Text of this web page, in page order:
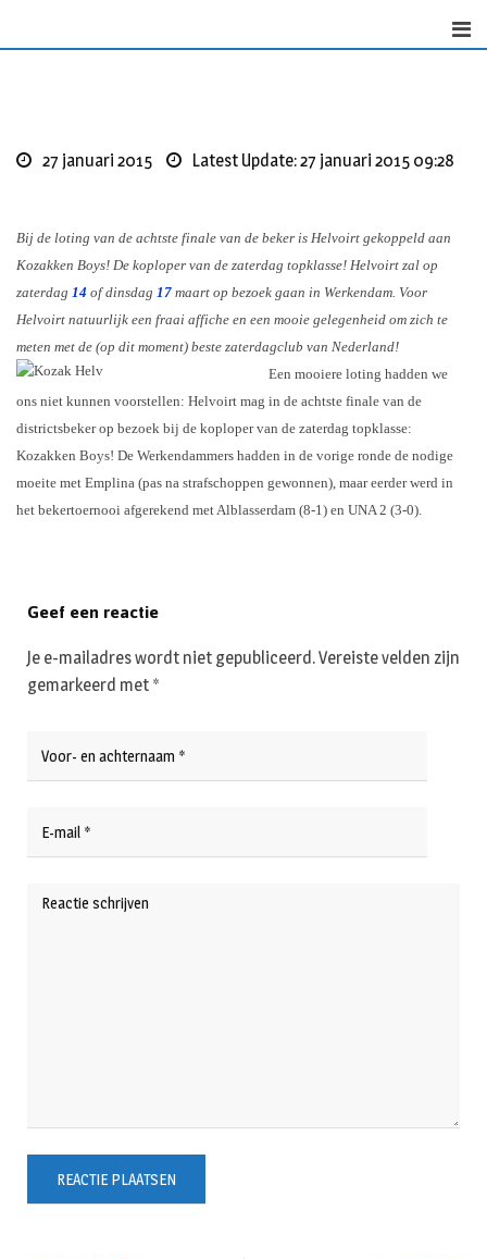
27 januari 2015 Latest Update: 27 januari 2015 09:28
Bij de loting van de achtste finale van de beker is Helvoirt gekoppeld aan
Kozakken Boys! De koploper van de zaterdag topklasse! Helvoirt zal op
zaterdag 14 of dinsdag 17 maart op bezoek gaan in Werkendam. Voor
Helvoirt natuurlijk een fraai affiche en een mooie gelegenheid om zich te
meten met de (op dit moment) beste zaterdagclub van Nederland!
Een mooiere loting hadden we
ons niet kunnen voorstellen: Helvoirt mag in de achtste finale van de
districtsbeker op bezoek bij de koploper van de zaterdag topklasse:
Kozakken Boys! De Werkendammers hadden in de vorige ronde de nodige
moeite met Emplina (pas na strafschoppen gewonnen), maar eerder werd in
het bekertoernooi afgerekend met Alblasserdam (8-1) en UNA 2 (3-0).
Geef een reactie
Je e-mailadres wordt niet gepubliceerd.Vereiste velden zijn
gemarkeerd met *